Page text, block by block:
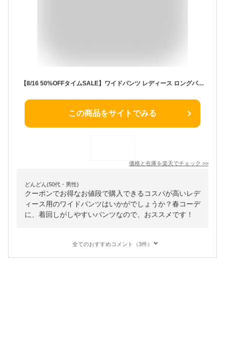
【8/16 50%OFFタイムSALE】ワイドパンツ レディース ロングパンツ ハイウエスト ウエストゴム 体型カバー ガウチョパンツ セミワイドパンツ リラックスフィット 大きいサイズ カジュアル 無地 きれいめ フェミニン ロング丈 春 夏 秋 冬 楽ちん お出かけ
この商品をサイトでみる
価格と在庫を楽天でチェック >>
どんどん(50代・男性)
クーポンでお得なお値段で購入できるコスパが高いレデ
ィース用のワイドパンツはいかがでしょうか？春コーデ
に、着回しがしやすいパンツなので、おススメです！
全てのおすすめコメント（3件）